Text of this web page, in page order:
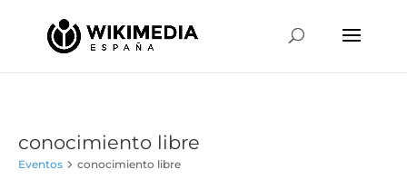
conocimiento libre
Eventos conocimiento libre